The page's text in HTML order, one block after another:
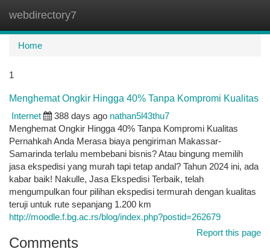
webdirectory7
Home
1
Menghemat Ongkir Hingga 40% Tanpa Kompromi Kualitas
Internet
388 days ago nathan5l43thu7
Menghemat Ongkir Hingga 40% Tanpa Kompromi Kualitas
Pernahkah Anda Merasa biaya pengiriman Makassar-
Samarinda terlalu membebani bisnis? Atau bingung memilih
jasa ekspedisi yang murah tapi tetap andal? Tahun 2024 ini, ada
kabar baik! Nakulle, Jasa Ekspedisi Terbaik, telah
mengumpulkan four pilihan ekspedisi termurah dengan kualitas
teruji untuk rute sepanjang 1.200 km
http://moodle.f.bg.ac.rs/blog/index.php?postid=262679
Report this page
Comments